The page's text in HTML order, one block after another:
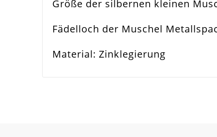
Verwendung
Perlengröße
Größe der silbernen kleinen
Fädelloch der Muschel
Material: Zinklegierung